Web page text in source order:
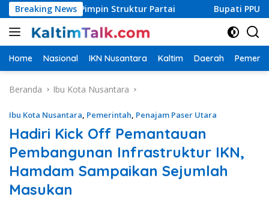
Langsung
ke
konten
Breaking News
Pimpin Struktur Partai Bupati PPU Targetkan
Home Nasional IKN Nusantara Kaltim Daerah
Beranda Ibu Kota Nusantara
Ibu Kota Nusantara, Pemerintah, Penajam Paser Utara
Hadiri Kick Off Pemantauan
Pembangunan Infrastruktur IKN,
Hamdam Sampaikan Sejumlah
Masukan